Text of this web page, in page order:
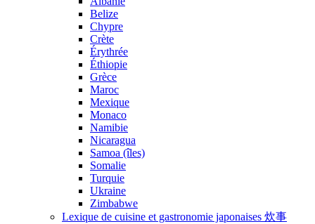
Belize
Chypre
Crète
Érythrée
Éthiopie
Grèce
Maroc
Mexique
Monaco
Namibie
Nicaragua
Samoa (îles)
Somalie
Turquie
Ukraine
Zimbabwe
Lexique de cuisine et gastronomie japonaises 炊事